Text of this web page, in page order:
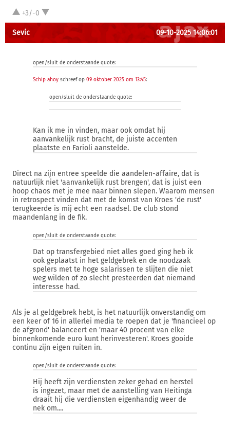
+3/-0
Sevic 09-10-2025 14:06:01
open/sluit de onderstaande quote:
Schip ahoy schreef op 09 oktober 2025 om 13:45:
open/sluit de onderstaande quote:
Kan ik me in vinden, maar ook omdat hij
aanvankelijk rust bracht, de juiste accenten
plaatste en Farioli aanstelde.
Direct na zijn entree speelde die aandelen-affaire, dat is
natuurlijk niet 'aanvankelijk rust brengen', dat is juist een
hoop chaos met je mee naar binnen slepen. Waarom mensen
in retrospect vinden dat met de komst van Kroes 'de rust'
terugkeerde is mij echt een raadsel. De club stond
maandenlang in de fik.
open/sluit de onderstaande quote:
Dat op transfergebied niet alles goed ging heb ik
ook geplaatst in het geldgebrek en de noodzaak
spelers met te hoge salarissen te slijten die niet
weg wilden of zo slecht presteerden dat niemand
interesse had.
Als je al geldgebrek hebt, is het natuurlijk onverstandig om
een keer of 16 in allerlei media te roepen dat je 'financieel op
de afgrond' balanceert en 'maar 40 procent van elke
binnenkomende euro kunt herinvesteren'. Kroes gooide
continu zijn eigen ruiten in.
open/sluit de onderstaande quote:
Hij heeft zijn verdiensten zeker gehad en herstel
is ingezet, maar met de aanstelling van Heitinga
draait hij die verdiensten eigenhandig weer de
nek om....